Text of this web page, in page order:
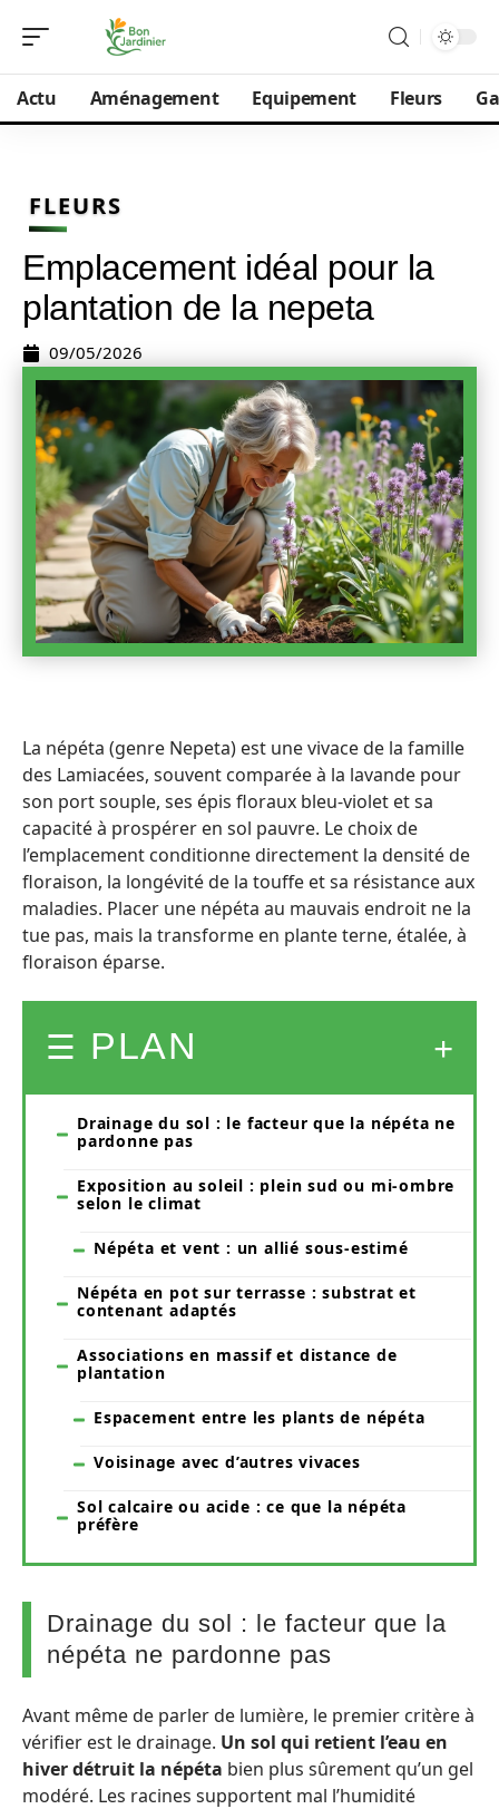
Actu Aménagement Equipement Fleurs
FLEURS
Emplacement idéal pour la
plantation de la nepeta
09/05/2026
La népéta (genre Nepeta) est une vivace de la famille
des Lamiacées, souvent comparée à la lavande pour
son port souple, ses épis floraux bleu-violet et sa
capacité à prospérer en sol pauvre. Le choix de
l’emplacement conditionne directement la densité de
floraison, la longévité de la touffe et sa résistance aux
maladies. Placer une népéta au mauvais endroit ne la
tue pas, mais la transforme en plante terne, étalée, à
floraison éparse.
PLAN
Drainage du sol : le facteur que la népéta ne
pardonne pas
Exposition au soleil : plein sud ou mi-ombre
selon le climat
Népéta et vent : un allié sous-estimé
Népéta en pot sur terrasse : substrat et
contenant adaptés
Associations en massif et distance de
plantation
Espacement entre les plants de népéta
Voisinage avec d’autres vivaces
Sol calcaire ou acide : ce que la népéta
préfère
Drainage du sol : le facteur que la
népéta ne pardonne pas
Avant même de parler de lumière, le premier critère à
vérifier est le drainage. Un sol qui retient l’eau en
hiver détruit la népéta bien plus sûrement qu’un gel
modéré. Les racines supportent mal l’humidité